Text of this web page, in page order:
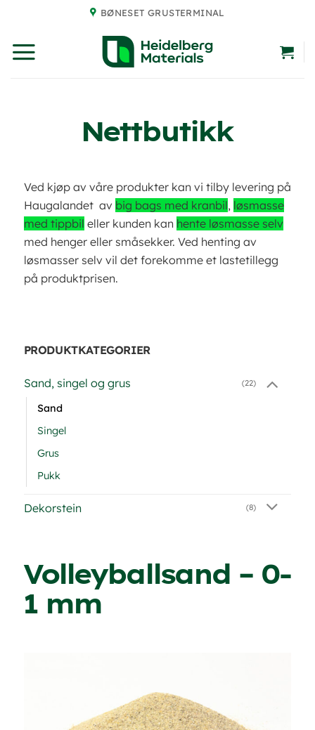
content
BØNESET GRUSTERMINAL
Nettbutikk
Ved kjøp av våre produkter kan vi tilby levering på
Haugalandet av big bags med kranbil, løsmasse
med tippbil eller kunden kan hente løsmasse selv
med henger eller småsekker. Ved henting av
løsmasser selv vil det forekomme et lastetillegg
på produktprisen.
PRODUKTKATEGORIER
Sand, singel og grus (22)
Sand
Singel
Grus
Pukk
Dekorstein (8)
Volleyballsand – 0-
1 mm